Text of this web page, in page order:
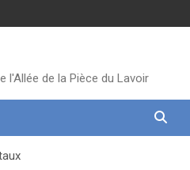
l'Allée de la Pièce du Lavoir